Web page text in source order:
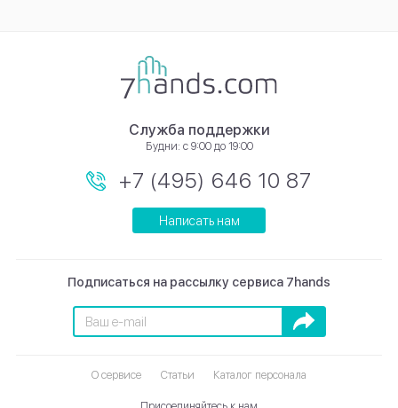
Подписаться на рассылку сервиса 7hands
Подписаться
Служба поддержки
Будни: с 9:00 до 19:00
+7 (495) 646 10 87
Написать нам
О сервисе Статьи Каталог персонала